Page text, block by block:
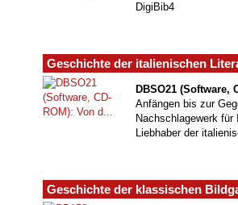
DigiBib4
Geschichte der italienischen
DBSO21 (Software,
Anfängen bis zur
Nachschlagewerk für
Liebhaber der
Geschichte der klassischen